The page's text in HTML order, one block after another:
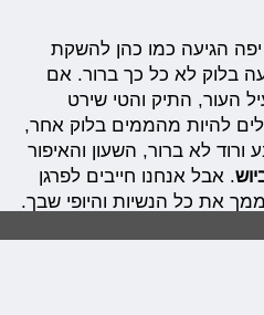
יפה הגיעה כמו כהן להשקת
בלוק לא כל כך ברור. אם
העור, התיק והטי שירט
להיות מהממים בלוק אחר,
לא ברור, השעון והאיפור
. אבל אנחנו חייבים לפרגן
ממך את כל הנשיות והיופי שבך.